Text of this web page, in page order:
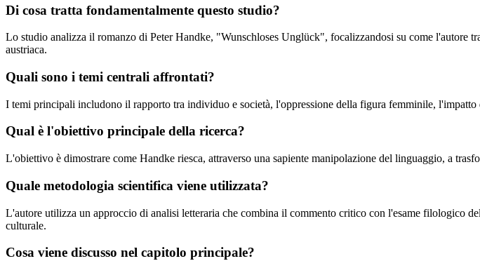
Di cosa tratta fondamentalmente questo studio?
Lo studio analizza il romanzo di Peter Handke, "Wunschloses Unglück", focalizzandosi su come l'autore
austriaca.
Quali sono i temi centrali affrontati?
I temi principali includono il rapporto tra individuo e società, l'oppressione della figura femminile,
Qual è l'obiettivo principale della ricerca?
L'obiettivo è dimostrare come Handke riesca, attraverso una sapiente manipolazione del linguaggio, a
Quale metodologia scientifica viene utilizzata?
L'autore utilizza un approccio di analisi letteraria che combina il commento critico con l'esame filologico
culturale.
Cosa viene discusso nel capitolo principale?